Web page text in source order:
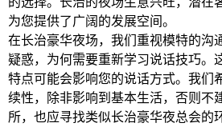
为您提供了广阔的发展空间。
在长治豪华夜场，我们重视模特的沟
疑惑，为何需要重新学习说话技巧。
特点可能会影响您的说话方式。我们
续性，除非影响到基本生活，否则不
所，也应寻找类似长治豪华夜总会的